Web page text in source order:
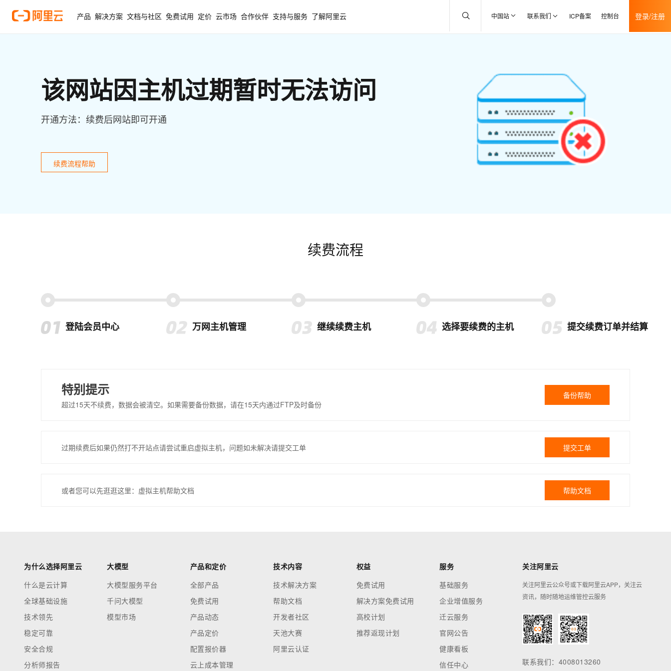
产品 解决方案 文档与社区 免费试用 定价 云市场 合作伙伴 支持与服务 了解阿里云 中国站 联系我们 ICP备案 控制台 登录/注册
该网站因主机过期暂时无法访问
开通方法：续费后网站即可开通
续费流程帮助
续费流程
登陆会员中心 万网主机管理 继续续费主机 选择要续费的主机 提交续费订单并结算
特别提示
超过15天不续费，数据会被清空。如果需要备份数据，请在15天内通过FTP及时备份
备份帮助
过期续费后如果仍然打不开站点请尝试重启虚拟主机，问题如未解决请提交工单 提交工单
或者您可以先逛逛这里：虚拟主机帮助文档 帮助文档